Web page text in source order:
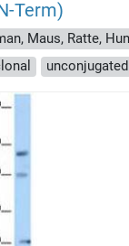
Term)
unconjugated